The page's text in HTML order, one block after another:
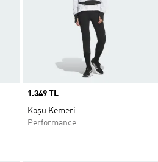
Price
1.349 TL
Koşu Kemeri
Performance